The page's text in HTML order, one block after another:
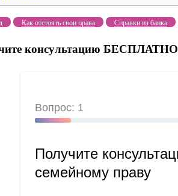
Как отстоять свои права Справки из банка
консультацию БЕСПЛАТНО